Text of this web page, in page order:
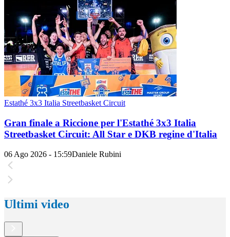
Estathé 3x3 Italia Streetbasket Circuit
Gran finale a Riccione per l'Estathé 3x3 Italia
Streetbasket Circuit: All Star e DKB regine d'Italia
06 Ago 2026 - 15:59Daniele Rubini
Ultimi video